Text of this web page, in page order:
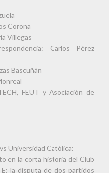
Corona
Villegas
Carlos Pérez
Bascuñán
FEUT y Asociación de
Universidad Católica:
en la corta historia del Club
la disputa de dos partidos